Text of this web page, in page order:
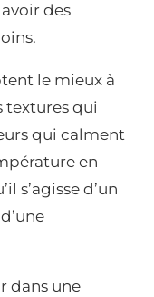
des
le mieux à
textures qui
qui calment
en
s’agisse d’un
dans une